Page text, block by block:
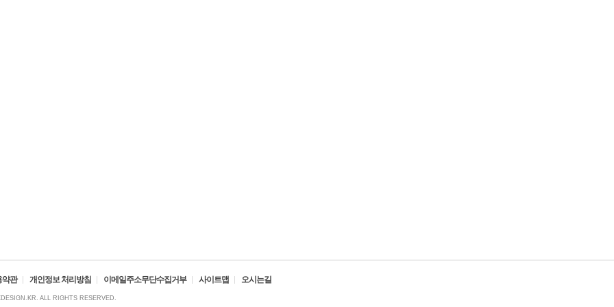
약관 개인정보 처리방침 이메일주소무단수집거부 사이트맵 오시는길
ALL RIGHTS RESERVED.